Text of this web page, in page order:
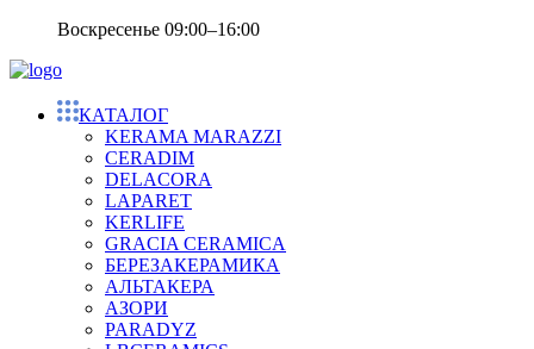
Воскресенье 09:00–16:00
КАТАЛОГ
KERAMA MARAZZI
CERADIM
DELACORA
LAPARET
KERLIFE
GRACIA CERAMICA
БЕРЕЗАКЕРАМИКА
АЛЬТАКЕРА
АЗОРИ
PARADYZ